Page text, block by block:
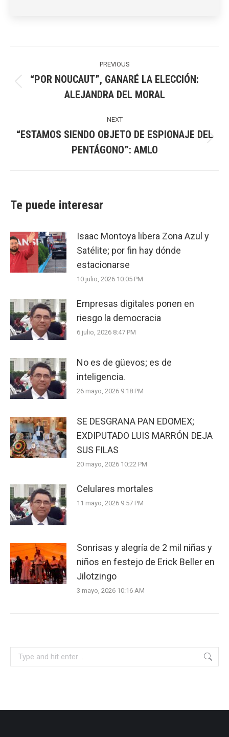
PREVIOUS
post:
“POR NOUCAUT”, GANARÉ LA ELECCIÓN:
ALEJANDRA DEL MORAL
NEXT
post:
“ESTAMOS SIENDO OBJETO DE ESPIONAJE DEL
PENTÁGONO”: AMLO
Te puede interesar
Isaac Montoya libera Zona Azul y
Satélite; por fin hay dónde
estacionarse
10 julio, 2026 10:05 PM
Empresas digitales ponen en
riesgo la democracia
6 julio, 2026 8:47 PM
No es de güevos; es de
inteligencia.
26 mayo, 2026 9:18 PM
SE DESGRANA PAN EDOMEX;
EXDIPUTADO LUIS MARRÓN DEJA
SUS FILAS
20 mayo, 2026 10:22 PM
Celulares mortales
11 mayo, 2026 9:57 PM
Sonrisas y alegría de 2 mil niñas y
niños en festejo de Erick Beller en
Jilotzingo
3 mayo, 2026 10:16 AM